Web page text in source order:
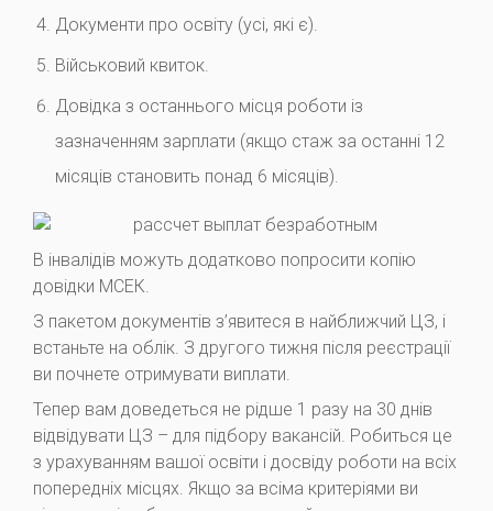
Документи про освіту (усі, які є).
Військовий квиток.
Довідка з останнього місця роботи із
зазначенням зарплати (якщо стаж за останні 12
місяців становить понад 6 місяців).
В інвалідів можуть додатково попросити копію
довідки МСЕК.
З пакетом документів з’явитеся в найближчий ЦЗ, і
встаньте на облік. З другого тижня після реєстрації
ви почнете отримувати виплати.
Тепер вам доведеться не рідше 1 разу на 30 днів
відвідувати ЦЗ – для підбору вакансій. Робиться це
з урахуванням вашої освіти і досвіду роботи на всіх
попередніх місцях. Якщо за всіма критеріями ви